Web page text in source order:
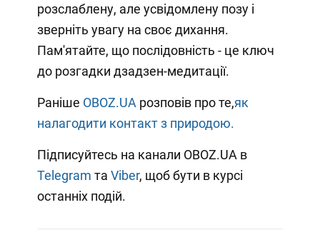
розслаблену, але усвідомлену позу і
зверніть увагу на своє дихання.
Пам'ятайте, що послідовність - це ключ
до розгадки дзадзен-медитації.
Раніше OBOZ.UA розповів про те,як
налагодити контакт з природою.
Підписуйтесь на канали OBOZ.UA в
Telegram та Viber, щоб бути в курсі
останніх подій.